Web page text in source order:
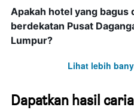
Apakah hotel yang bagus
berdekatan Pusat
Lumpur?
Lihat lebih
Dapatkan hasil